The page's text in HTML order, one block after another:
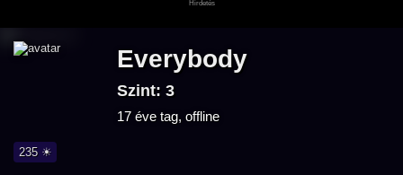
Everybody
Szint: 3
17 éve tag, offline
235 ☀